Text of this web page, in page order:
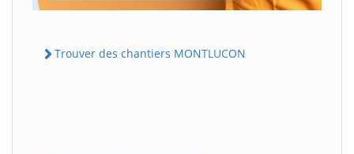
Trouver des chantiers MONTLUCON